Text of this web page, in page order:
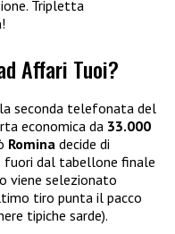
Tripletta
!
Affari Tuoi?
seconda telefonata del
economica da 33.000
Romina decide di
fuori dal tabellone finale
viene selezionato
tiro punta il pacco
tipiche sarde).